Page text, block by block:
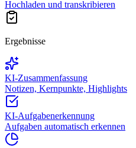
Hochladen und transkribieren
Ergebnisse
KI-Zusammenfassung
Notizen, Kernpunkte, Highlights
KI-Aufgabenerkennung
Aufgaben automatisch erkennen